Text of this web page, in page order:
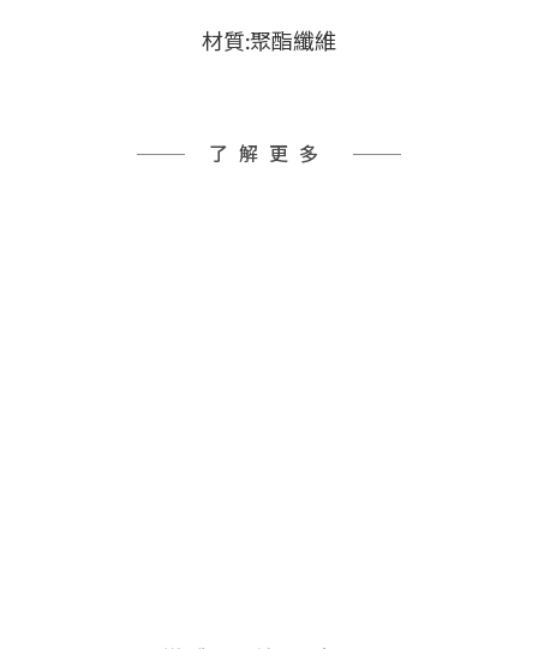
材質:聚酯纖維
了解更多